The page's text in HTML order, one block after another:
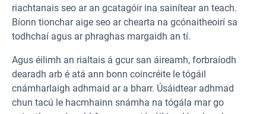
riachtanais seo ar an gcatagóir ina sainítear an teach.
Bíonn tionchar aige seo ar chearta na gcónaitheoirí sa
todhchaí agus ar phraghas margaidh an tí.
Agus éilimh an rialtais á gcur san áireamh, forbraíodh
dearadh arb é atá ann bonn coincréite le tógáil
cnámharlaigh adhmaid ar a bharr. Úsáidtear adhmad
chun tacú le hacmhainn snámha na tógála mar go